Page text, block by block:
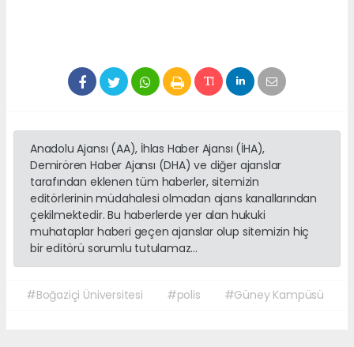
Anadolu Ajansı (AA), İhlas Haber Ajansı (İHA),
Demirören Haber Ajansı (DHA) ve diğer ajanslar
tarafından eklenen tüm haberler, sitemizin
editörlerinin müdahalesi olmadan ajans kanallarından
çekilmektedir. Bu haberlerde yer alan hukuki
muhataplar haberi geçen ajanslar olup sitemizin hiç
bir editörü sorumlu tutulamaz...
#Boğaziçi Üniversitesi #polis #Güney Kampüsü